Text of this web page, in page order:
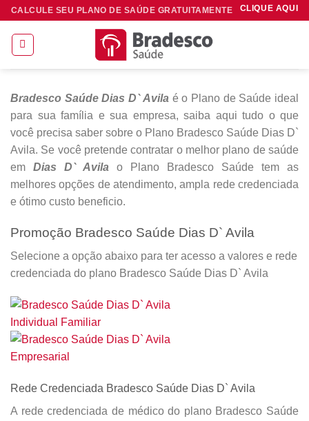
Skip
content
CALCULE SEU PLANO DE SAÚDE GRATUITAMENTE CLIQUE AQUI
Bradesco Saúde Dias D` Avila é o Plano de Saúde ideal
para sua família e sua empresa, saiba aqui tudo o que
você precisa saber sobre o Plano Bradesco Saúde Dias D`
Avila. Se você pretende contratar o melhor plano de saúde
em Dias D` Avila o Plano Bradesco Saúde tem as
melhores opções de atendimento, ampla rede credenciada
e ótimo custo beneficio.
Promoção Bradesco Saúde Dias D` Avila
Selecione a opção abaixo para ter acesso a valores e rede
credenciada do plano Bradesco Saúde Dias D` Avila
Rede Credenciada Bradesco Saúde Dias D` Avila
A rede credenciada de médico do plano Bradesco Saúde